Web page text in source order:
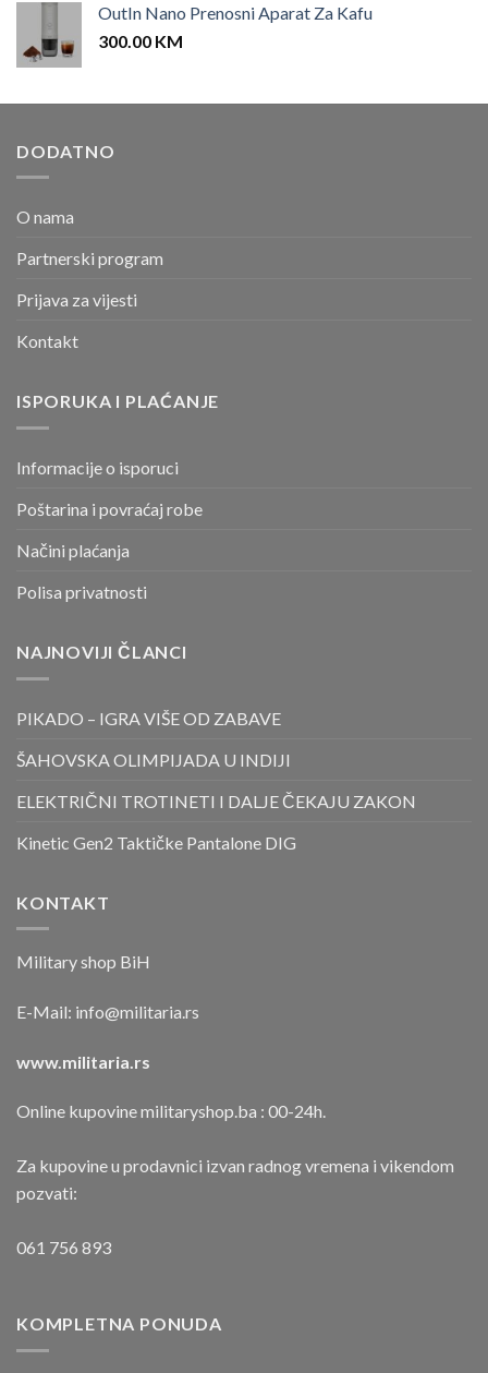
OutIn Nano Prenosni Aparat Za Kafu
300.00 KM
DODATNO
O nama
Partnerski program
Prijava za vijesti
Kontakt
ISPORUKA I PLAĆANJE
Informacije o isporuci
Poštarina i povraćaj robe
Načini plaćanja
Polisa privatnosti
NAJNOVIJI ČLANCI
PIKADO – IGRA VIŠE OD ZABAVE
ŠAHOVSKA OLIMPIJADA U INDIJI
ELEKTRIČNI TROTINETI I DALJE ČEKAJU ZAKON
Kinetic Gen2 Taktičke Pantalone DIG
KONTAKT
Military shop BiH
E-Mail: info@militaria.rs
www.militaria.rs
Online kupovine militaryshop.ba : 00-24h.
Za kupovine u prodavnici izvan radnog vremena i vikendom
pozvati:
061 756 893
KOMPLETNA PONUDA